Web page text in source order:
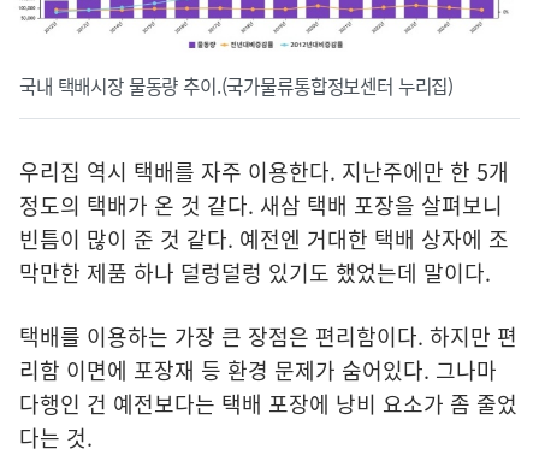
국내 택배시장 물동량 추이.(국가물류통합정보센터 누리집)
우리집 역시 택배를 자주 이용한다. 지난주에만 한 5개
정도의 택배가 온 것 같다. 새삼 택배 포장을 살펴보니
빈틈이 많이 준 것 같다. 예전엔 거대한 택배 상자에 조
막만한 제품 하나 덜렁덜렁 있기도 했었는데 말이다.
택배를 이용하는 가장 큰 장점은 편리함이다. 하지만 편
리함 이면에 포장재 등 환경 문제가 숨어있다. 그나마
다행인 건 예전보다는 택배 포장에 낭비 요소가 좀 줄었
다는 것.